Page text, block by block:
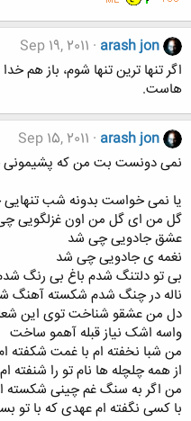
arash jon
Sep 19, 2011
اگر تنها ترین تنها شوم، باز هم
هاست.
arash jon
Sep 15, 2011
نمی دونست بت من که پشیمونی
یا نمی خواست بدونه شب تنهایی
گل من ای گل من اون غزلگویی
عشق جادویی چی شد
نغمه ی جادویی چی شد
بی تو دلتنگ شدم باغ بی رنگ
ناله در چنگ شدم شکسته آهنگ
دل من عشقو شناخت توی این
واسه اشک نیاز قبله آهمو ساخت
من شبا نخفته ام با غمت شکفته
از همه چلچله ها نام تو را شنفته ام
من اگر به سنگ غم چینی شکسته
با کسی نگفته ام عهدی که با تو